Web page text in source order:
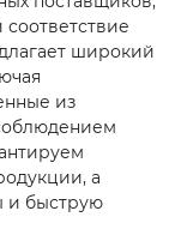
широкий
из
а
и быструю